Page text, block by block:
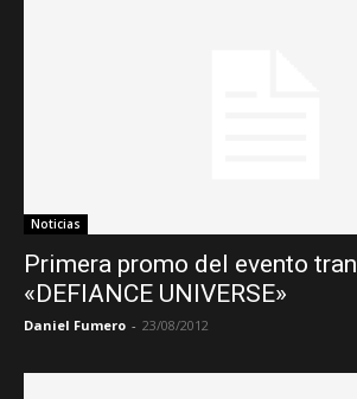
Noticias
Primera promo del evento
«DEFIANCE UNIVERSE»
Daniel Fumero - 23/08/2012